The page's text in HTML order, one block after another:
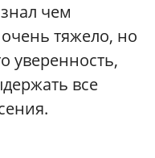
чем
тяжело, но
уверенность,
все